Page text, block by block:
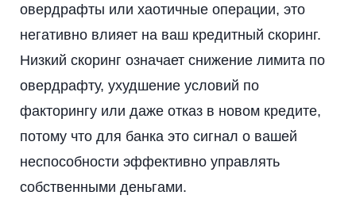
овердрафты или хаотичные операции, это
негативно влияет на ваш кредитный скоринг.
Низкий скоринг означает снижение лимита по
овердрафту, ухудшение условий по
факторингу или даже отказ в новом кредите,
потому что для банка это сигнал о вашей
неспособности эффективно управлять
собственными деньгами.